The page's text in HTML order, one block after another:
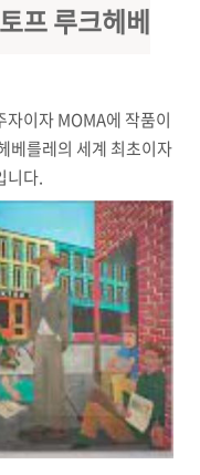
프 루크헤베
이자 MOMA에 작품이
베를레의 세계 최초이자
니다.